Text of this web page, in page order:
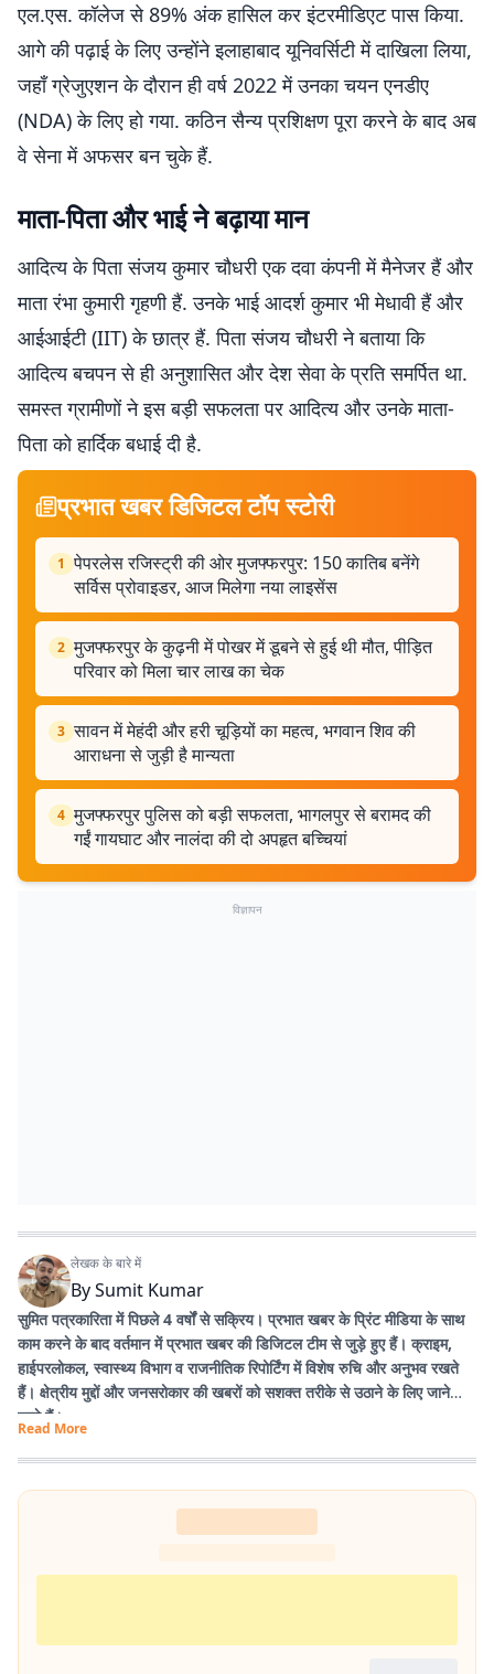
एल.एस. कॉलेज से 89% अंक हासिल कर इंटरमीडिएट पास किया.
आगे की पढ़ाई के लिए उन्होंने इलाहाबाद यूनिवर्सिटी में दाखिला लिया,
जहाँ ग्रेजुएशन के दौरान ही वर्ष 2022 में उनका चयन एनडीए
(NDA) के लिए हो गया. कठिन सैन्य प्रशिक्षण पूरा करने के बाद अब
वे सेना में अफसर बन चुके हैं.
​माता-पिता और भाई ने बढ़ाया मान
​आदित्य के पिता संजय कुमार चौधरी एक दवा कंपनी में मैनेजर हैं और
माता रंभा कुमारी गृहणी हैं. उनके भाई आदर्श कुमार भी मेधावी हैं और
आईआईटी (IIT) के छात्र हैं. पिता संजय चौधरी ने बताया कि
आदित्य बचपन से ही अनुशासित और देश सेवा के प्रति समर्पित था.
समस्त ग्रामीणों ने इस बड़ी सफलता पर आदित्य और उनके माता-
पिता को हार्दिक बधाई दी है.
प्रभात खबर डिजिटल टॉप स्टोरी
1 पेपरलेस रजिस्ट्री की ओर मुजफ्फरपुर: 150 कातिब बनेंगे
सर्विस प्रोवाइडर, आज मिलेगा नया लाइसेंस
2 मुजफ्फरपुर के कुढ़नी में पोखर में डूबने से हुई थी मौत, पीड़ित
परिवार को मिला चार लाख का चेक
3 सावन में मेहंदी और हरी चूड़ियों का महत्व, भगवान शिव की
आराधना से जुड़ी है मान्यता
4 मुजफ्फरपुर पुलिस को बड़ी सफलता, भागलपुर से बरामद की
गईं गायघाट और नालंदा की दो अपहृत बच्चियां
विज्ञापन
लेखक के बारे में
BySumit Kumar
सुमित पत्रकारिता में पिछले 4 वर्षों से सक्रिय। प्रभात खबर के प्रिंट मीडिया के साथ
काम करने के बाद वर्तमान में प्रभात खबर की डिजिटल टीम से जुड़े हुए हैं। क्राइम,
हाईपरलोकल, स्वास्थ्य विभाग व राजनीतिक रिपोर्टिंग में विशेष रुचि और अनुभव रखते
हैं। क्षेत्रीय मुद्दों और जनसरोकार की खबरों को सशक्त तरीके से उठाने के लिए जाने
जाते हैं।
Read More